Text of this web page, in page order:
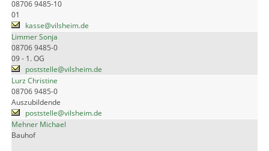
08706 9485-10
01
kasse@vilsheim.de
Limmer Sonja
08706 9485-0
09 - 1. OG
poststelle@vilsheim.de
Lurz Christine
08706 9485-0
Auszubildende
poststelle@vilsheim.de
Mehner Michael
Bauhof